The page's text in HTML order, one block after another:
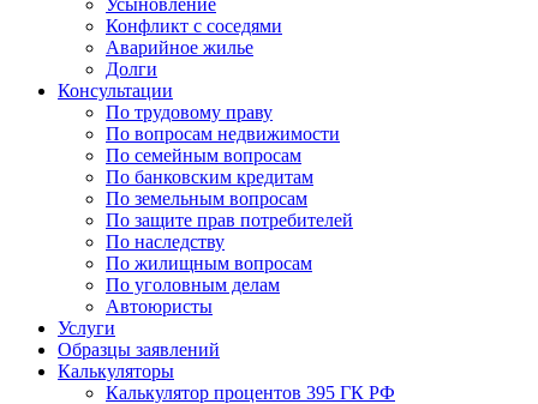
Усыновление
Конфликт с соседями
Аварийное жилье
Долги
Консультации
По трудовому праву
По вопросам недвижимости
По семейным вопросам
По банковским кредитам
По земельным вопросам
По защите прав потребителей
По наследству
По жилищным вопросам
По уголовным делам
Автоюристы
Услуги
Образцы заявлений
Калькуляторы
Калькулятор процентов 395 ГК РФ